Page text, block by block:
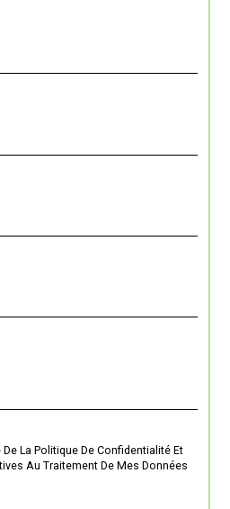
La Politique De Confidentialité Et
Au Traitement De Mes Données